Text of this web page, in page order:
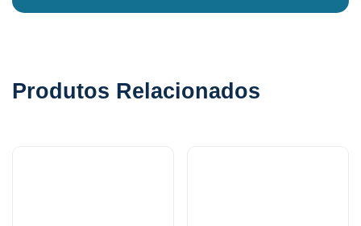
Produtos Relacionados